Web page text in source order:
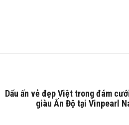
Dấu ấn vẻ đẹp Việt trong đám
giàu Ấn Độ tại Vinpearl